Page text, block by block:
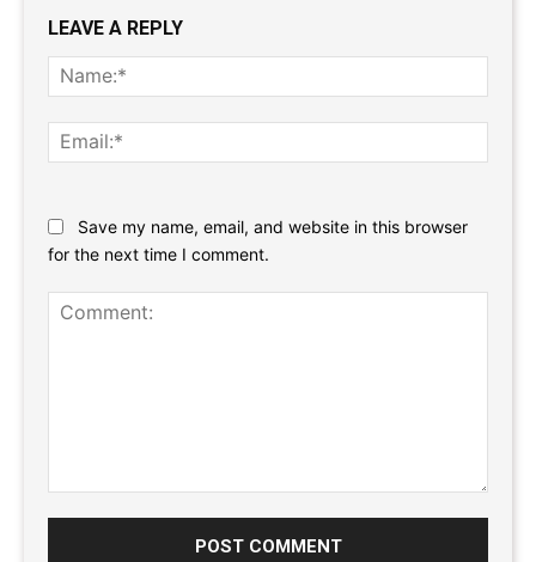
LEAVE A REPLY
Save my name, email, and website in this browser
for the next time I comment.